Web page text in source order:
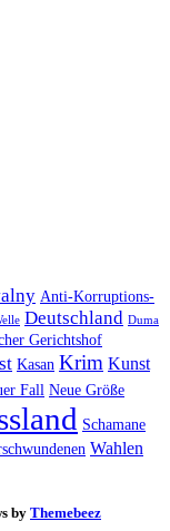
Anti-Korruptions-
Deutschland Duma
Gerichtshof
Kasan Krim Kunst
Fall Neue Größe
Schamane
Wahlen
by Themebeez